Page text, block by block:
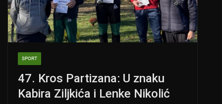
SPORT
47. Kros Partizana: U znaku
Kabira Ziljkića i Lenke Nikolić